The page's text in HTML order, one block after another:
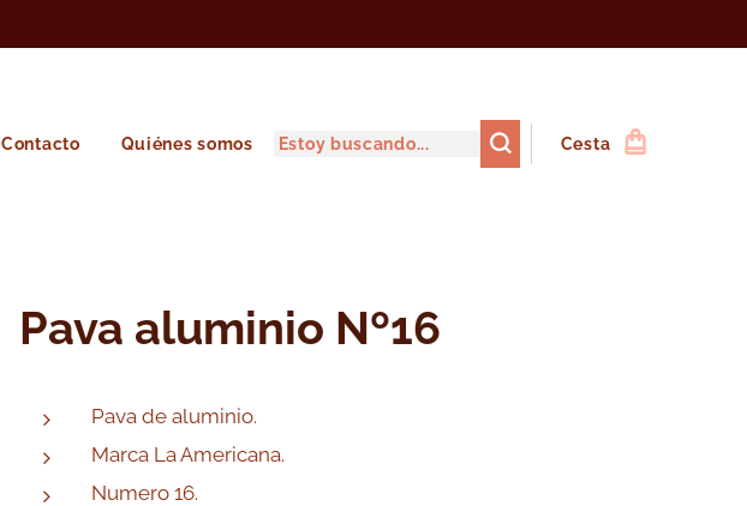
Contacto Quiénes somos Cesta
Pava aluminio Nº16
Pava de aluminio.
Marca La Americana.
Numero 16.